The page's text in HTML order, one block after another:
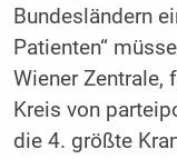
Bundesländern
Patienten“
Wiener Zentrale,
Kreis von
die 4. größte